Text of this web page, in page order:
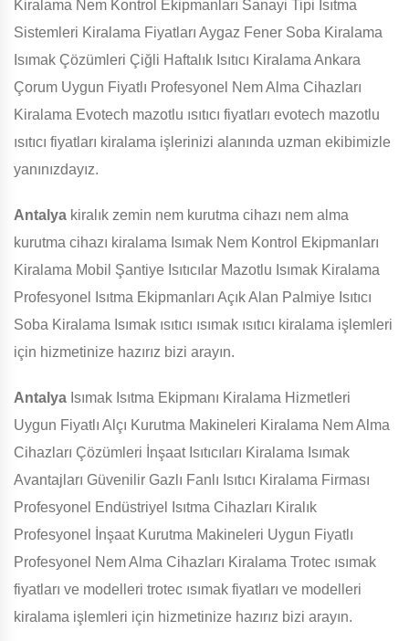
Kiralama Nem Kontrol Ekipmanları Sanayi Tipi Isıtma
Sistemleri Kiralama Fiyatları Aygaz Fener Soba Kiralama
Isımak Çözümleri Çiğli Haftalık Isıtıcı Kiralama Ankara
Çorum Uygun Fiyatlı Profesyonel Nem Alma Cihazları
Kiralama Evotech mazotlu ısıtıcı fiyatları evotech mazotlu
ısıtıcı fiyatları kiralama işlerinizi alanında uzman ekibimizle
yanınızdayız.
Antalya kiralık zemin nem kurutma cihazı nem alma
kurutma cihazı kiralama Isımak Nem Kontrol Ekipmanları
Kiralama Mobil Şantiye Isıtıcılar Mazotlu Isımak Kiralama
Profesyonel Isıtma Ekipmanları Açık Alan Palmiye Isıtıcı
Soba Kiralama Isımak ısıtıcı ısımak ısıtıcı kiralama işlemleri
için hizmetinize hazırız bizi arayın.
Antalya Isımak Isıtma Ekipmanı Kiralama Hizmetleri
Uygun Fiyatlı Alçı Kurutma Makineleri Kiralama Nem Alma
Cihazları Çözümleri İnşaat Isıtıcıları Kiralama Isımak
Avantajları Güvenilir Gazlı Fanlı Isıtıcı Kiralama Firması
Profesyonel Endüstriyel Isıtma Cihazları Kiralık
Profesyonel İnşaat Kurutma Makineleri Uygun Fiyatlı
Profesyonel Nem Alma Cihazları Kiralama Trotec ısımak
fiyatları ve modelleri trotec ısımak fiyatları ve modelleri
kiralama işlemleri için hizmetinize hazırız bizi arayın.